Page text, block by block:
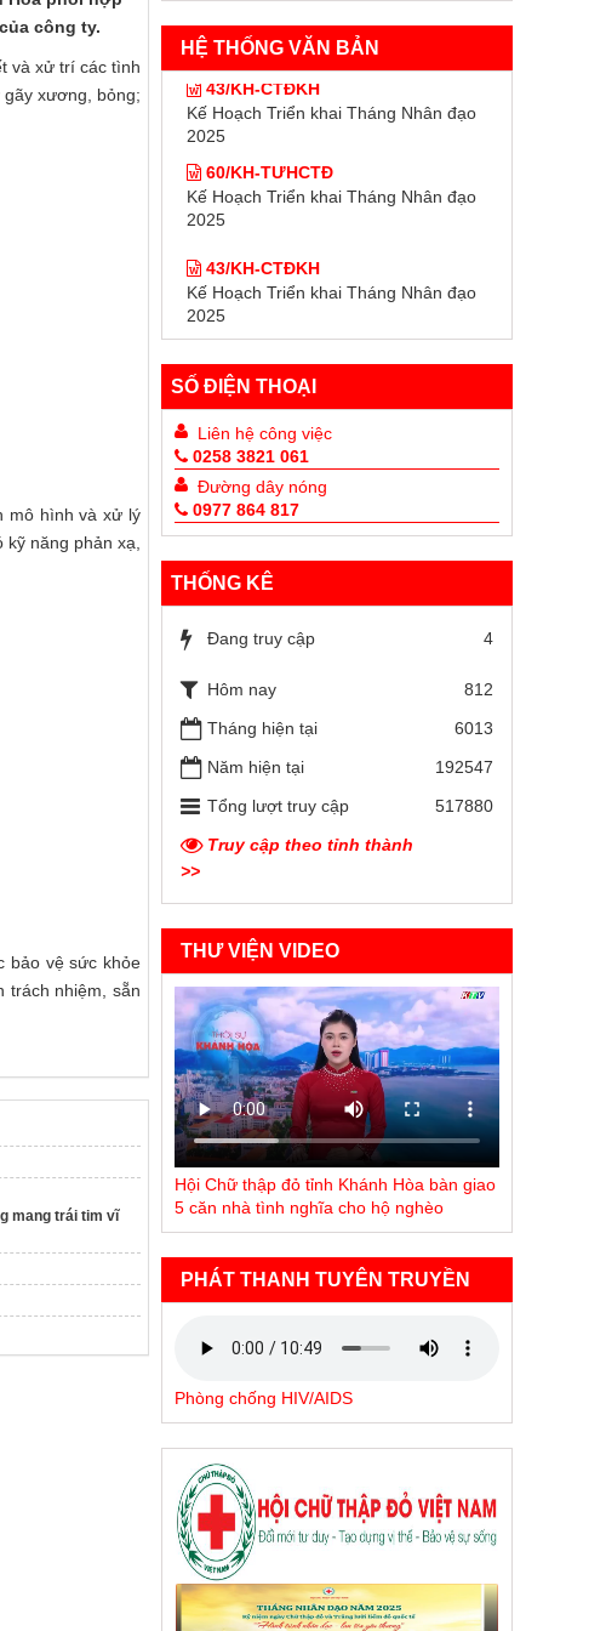
công ty.
và xử trí các tình
xương, bỏng;
mô hình và xử lý
năng phản xạ,
bảo vệ sức khỏe
trách nhiệm, sẵn
mang trái tim vĩ
HỆ THỐNG VĂN BẢN
43/KH-CTĐKH
Kế Hoạch Triển khai Tháng Nhân đạo
2025
Kế Hoạch Triển khai Tháng Nhân đạo
2025
Kế Hoạch Triển khai Tháng Nhân đạo
2025
60/KH-TƯHCTĐ
Kế Hoạch Triển khai Tháng Nhân đạo
2025
SỐ ĐIỆN THOẠI
Liên hệ công việc
0258 3821 061
Đường dây nóng
0977 864 817
THỐNG KÊ
Đang truy cập 4
Hôm nay
812
Tháng hiện tại
6013
Năm hiện tại
192547
Tổng lượt truy cập
517880
Truy cập theo tỉnh thành
>>
THƯ VIỆN VIDEO
Hội Chữ thập đỏ tỉnh Khánh Hòa bàn giao
5 căn nhà tình nghĩa cho hộ nghèo
PHÁT THANH TUYÊN TRUYỀN
Phòng chống HIV/AIDS